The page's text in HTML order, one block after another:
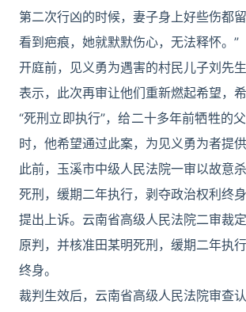
第二次行凶的时候，妻子身上好些伤都
看到疤痕，她就默默伤心，无法释怀。”
开庭前，见义勇为遇害的村民儿子刘先
表示，此次再审让他们重新燃起希望，
“死刑立即执行”，给二十多年前牺牲的
时，他希望通过此案，为见义勇为者提供
此前，玉溪市中级人民法院一审以故意
死刑，缓期二年执行，剥夺政治权利终身
提出上诉。云南省高级人民法院二审裁
原判，并核准田某明死刑，缓期二年执
终身。
裁判生效后，云南省高级人民法院审查